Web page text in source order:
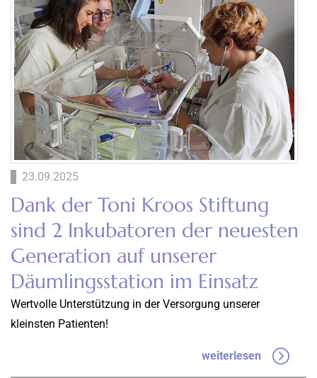
23.09.2025
Dank der Toni Kroos Stiftung
sind 2 Inkubatoren der neuesten
Generation auf unserer
Däumlingsstation im Einsatz
Wertvolle Unterstützung in der Versorgung unserer
kleinsten Patienten!
weiterlesen